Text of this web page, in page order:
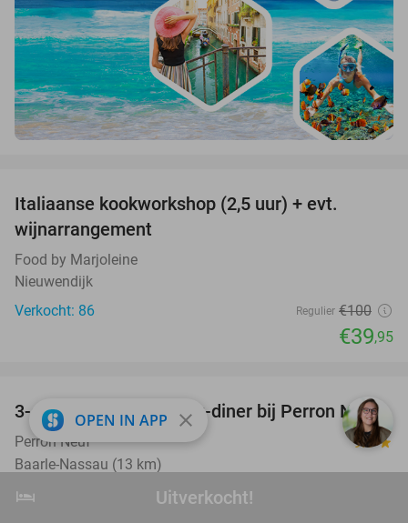
Uitverkocht!
hotel Uitverkocht!
Italiaanse kookworkshop (2,5 uur) + evt.
wijnarrangement
Food by Marjoleine
Nieuwendijk
Verkocht: 86
Regulier €100
€39,95
33%
3-gangen shared dining-diner bij Perron Neuf
Perron Neuf 9.5star
Baarle-Nassau (13 km)
Verkocht: 123
OPEN IN APP close